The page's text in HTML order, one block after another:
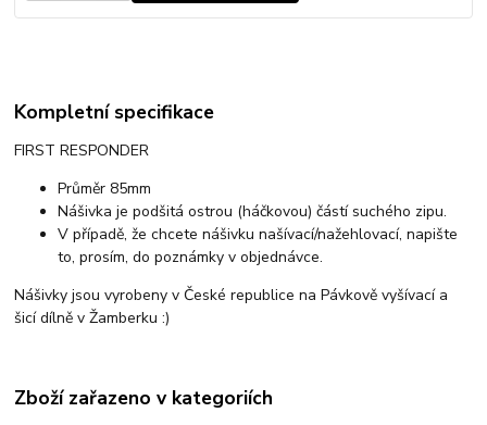
Kompletní specifikace
FIRST RESPONDER
Průměr 85mm
Nášivka je podšitá ostrou (háčkovou) částí suchého zipu.
V případě, že chcete nášivku našívací/nažehlovací, napište
to, prosím, do poznámky v objednávce.
Nášivky jsou vyrobeny v České republice na Pávkově vyšívací a
šicí dílně v Žamberku :)
Zboží zařazeno v kategoriích